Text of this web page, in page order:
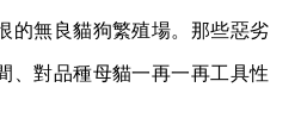
的無良貓狗繁殖場。那些惡劣
、對品種母貓一再一再工具性